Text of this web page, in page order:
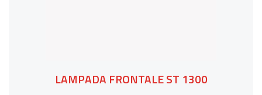
LAMPADA FRONTALE ST 1300